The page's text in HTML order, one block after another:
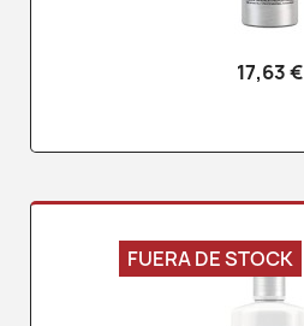
17,63 €
FUERA DE STOCK